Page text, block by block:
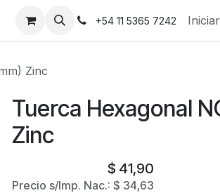
+54 11 5365 7242
Zinc
Tuerca Hexagonal
Zinc
$ 41,90
Precio s/Imp. Nac.: $ 34,63